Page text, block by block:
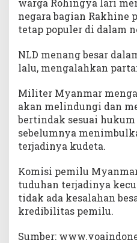
negara bagian Rakhine
tetap populer di dalam
NLD menang besar
lalu, mengalahkan
Militer Myanmar
akan melindungi dan
bertindak sesuai
sebelumnya
terjadinya kudeta.
Komisi pemilu
tuduhan terjadinya
tidak ada kesalahan
kredibilitas pemilu.
Sumber: